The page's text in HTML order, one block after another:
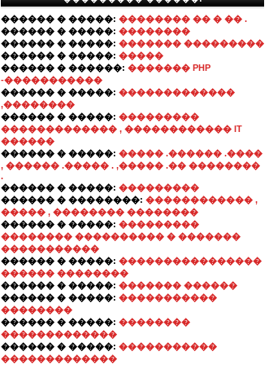
������ � �����: �������� �� � �� .
������ � �����: ��������
������ � �����: ������� ���������
������ � �����: �����
������ � ������: ������� PHP
-�����������
������ � �����: �������������
,��������
������ � �����: ���������
������������� , ������������ IT
������
������ � �����: ����� .������ .����
, ������ .����� . ,����� .�� ��������
.
������ � �����: ���������
������ � ��������: ������������ ,
����� , �������� ��������
������ � �����: ���������
�������� ���������� � �������
�����������
������ � �����: ����������������
������ ��������
������ � �����: ������� ������
������ � �����: �����������
��������
������ � �����: ��������
�������������
������ � �����: �����������
�������������